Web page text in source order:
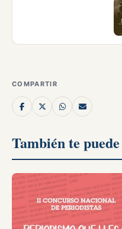
COMPARTIR
También te